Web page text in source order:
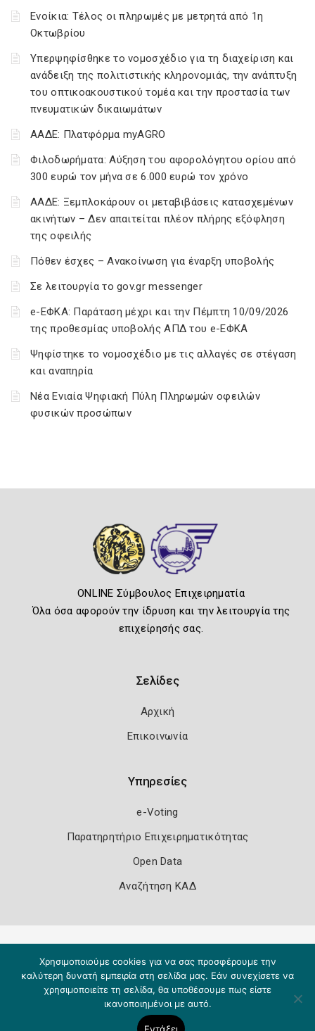
Ενοίκια: Τέλος οι πληρωμές με μετρητά από 1η
Οκτωβρίου
Υπερψηφίσθηκε το νομοσχέδιο για τη διαχείριση και
ανάδειξη της πολιτιστικής κληρονομιάς, την ανάπτυξη
του οπτικοακουστικού τομέα και την προστασία των
πνευματικών δικαιωμάτων
ΑΑΔΕ: Πλατφόρμα myAGRO
Φιλοδωρήματα: Αύξηση του αφορολόγητου ορίου από
300 ευρώ τον μήνα σε 6.000 ευρώ τον χρόνο
ΑΑΔΕ: Ξεμπλοκάρουν οι μεταβιβάσεις κατασχεμένων
ακινήτων – Δεν απαιτείται πλέον πλήρης εξόφληση
της οφειλής
Πόθεν έσχες – Ανακοίνωση για έναρξη υποβολής
Σε λειτουργία το gov.gr messenger
e-ΕΦΚΑ: Παράταση μέχρι και την Πέμπτη 10/09/2026
της προθεσμίας υποβολής ΑΠΔ του e-ΕΦΚΑ
Ψηφίστηκε το νομοσχέδιο με τις αλλαγές σε στέγαση
και αναπηρία
Νέα Ενιαία Ψηφιακή Πύλη Πληρωμών οφειλών
φυσικών προσώπων
ONLINE Σύμβουλος Επιχειρηματία
Όλα όσα αφορούν την ίδρυση και την λειτουργία της
επιχείρησής σας.
Σελίδες
Αρχική
Επικοινωνία
Υπηρεσίες
e-Voting
Παρατηρητήριο Επιχειρηματικότητας
Open Data
Αναζήτηση ΚΑΔ
Χρησιμοποιούμε cookies για να σας προσφέρουμε την
καλύτερη δυνατή εμπειρία στη σελίδα μας. Εάν συνεχίσετε να
χρησιμοποιείτε τη σελίδα, θα υποθέσουμε πως είστε
ικανοποιημένοι με αυτό.
Εντάξει
Copyright 2026 Knowledge A.E.